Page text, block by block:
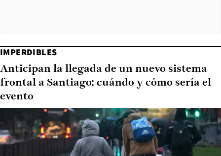
IMPERDIBLES
Anticipan la llegada de un nuevo sistema
frontal a Santiago: cuándo y cómo sería el
evento